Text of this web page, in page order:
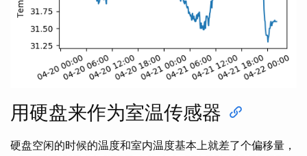
用硬盘来作为室温传感器
硬盘空闲的时候的温度和室内温度基本上就差了个偏移量，